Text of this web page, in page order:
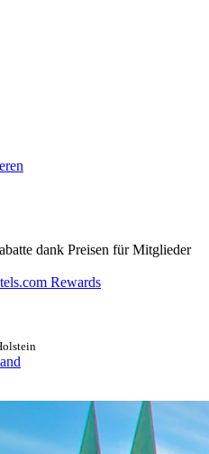
dank Preisen für Mitglieder
Rewards